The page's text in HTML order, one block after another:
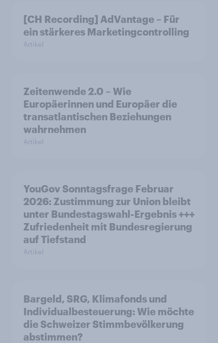
[CH Recording] AdVantage – Für
ein stärkeres Marketingcontrolling
Artikel
Zeitenwende 2.0 – Wie
Europäerinnen und Europäer die
transatlantischen Beziehungen
wahrnehmen
Artikel
YouGov Sonntagsfrage Februar
2026: Zustimmung zur Union bleibt
unter Bundestagswahl-Ergebnis +++
Zufriedenheit mit Bundesregierung
auf Tiefstand
Artikel
Bargeld, SRG, Klimafonds und
Individualbesteuerung: Wie möchte
die Schweizer Stimmbevölkerung
abstimmen?